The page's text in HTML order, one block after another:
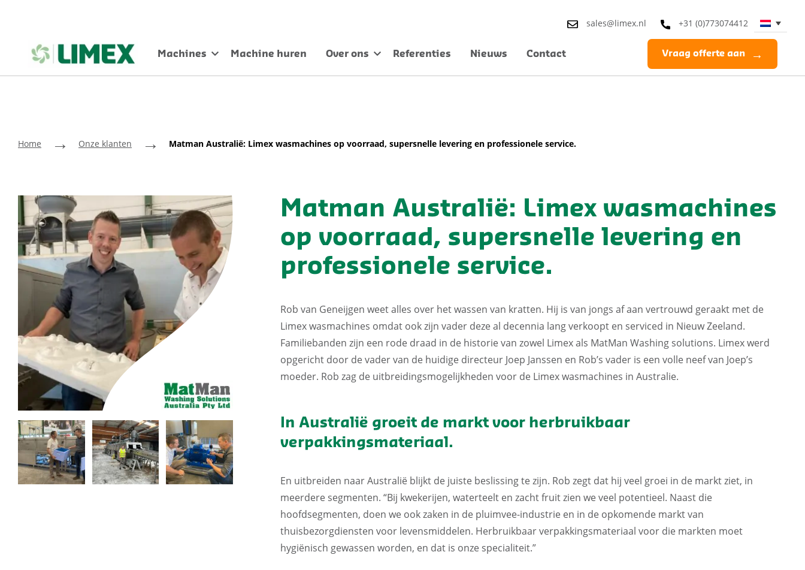
sales@limex.nl +31 (0)773074412
Machines Machine huren Over ons Referenties Nieuws Contact Vraag offerte aan
Home → Onze klanten → Matman Australië: Limex wasmachines op voorraad, supersnelle levering en professionele service.
Matman Australië: Limex wasmachines
op voorraad, supersnelle levering en
professionele service.
Rob van Geneijgen weet alles over het wassen van kratten. Hij is van jongs af aan vertrouwd geraakt met de
Limex wasmachines omdat ook zijn vader deze al decennia lang verkoopt en serviced in Nieuw Zeeland.
Familiebanden zijn een rode draad in de historie van zowel Limex als MatMan Washing solutions. Limex werd
opgericht door de vader van de huidige directeur Joep Janssen en Rob’s vader is een volle neef van Joep’s
moeder. Rob zag de uitbreidingsmogelijkheden voor de Limex wasmachines in Australie.
In Australië groeit de markt voor herbruikbaar
verpakkingsmateriaal.
En uitbreiden naar Australië blijkt de juiste beslissing te zijn. Rob zegt dat hij veel groei in de markt ziet, in
meerdere segmenten. “Bij kwekerijen, waterteelt en zacht fruit zien we veel potentieel. Naast die
hoofdsegmenten, doen we ook zaken in de pluimvee-industrie en in de opkomende markt van
thuisbezorgdiensten voor levensmiddelen. Herbruikbaar verpakkingsmateriaal voor die markten moet
hygiënisch gewassen worden, en dat is onze specialiteit.”